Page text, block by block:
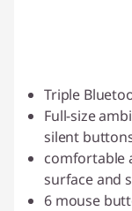
Triple
Full-size
silent
comfortable
surface and
6 mouse